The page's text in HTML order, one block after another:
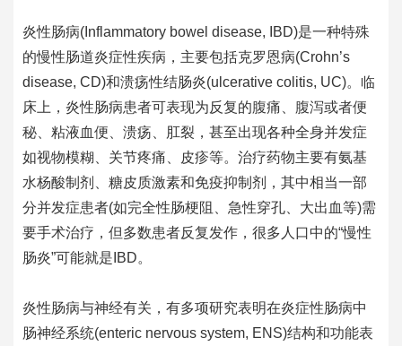
炎性肠病(Inflammatory bowel disease, IBD)是一种特殊
的慢性肠道炎症性疾病，主要包括克罗恩病(Crohn’s
disease, CD)和溃疡性结肠炎(ulcerative colitis, UC)。临
床上，炎性肠病患者可表现为反复的腹痛、腹泻或者便
秘、粘液血便、溃疡、肛裂，甚至出现各种全身并发症
如视物模糊、关节疼痛、皮疹等。治疗药物主要有氨基
水杨酸制剂、糖皮质激素和免疫抑制剂，其中相当一部
分并发症患者(如完全性肠梗阻、急性穿孔、大出血等)需
要手术治疗，但多数患者反复发作，很多人口中的“慢性
肠炎”可能就是IBD。
炎性肠病与神经有关，有多项研究表明在炎症性肠病中
肠神经系统(enteric nervous system, ENS)结构和功能表